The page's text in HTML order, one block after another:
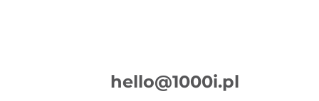
hello@1000i.pl